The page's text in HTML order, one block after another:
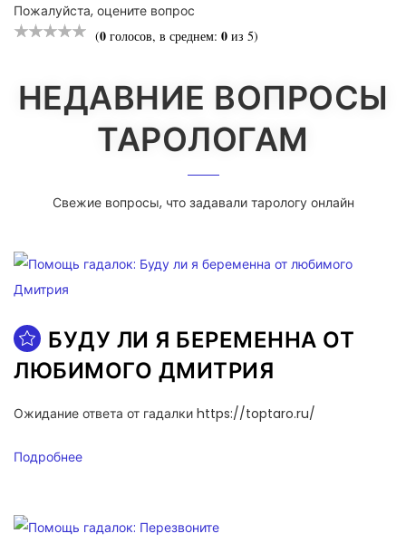
Пожалуйста, оцените вопрос
(0 голосов, в среднем: 0 из 5)
НЕДАВНИЕ ВОПРОСЫ
ТАРОЛОГАМ
Свежие вопросы, что задавали тарологу онлайн
БУДУ ЛИ Я БЕРЕМЕННА ОТ
ЛЮБИМОГО ДМИТРИЯ
Ожидание ответа от гадалки https://toptaro.ru/
Подробнее